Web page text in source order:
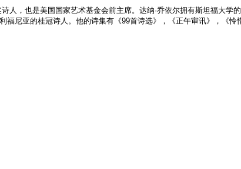
人，也是美国国家艺术基金会前主席。达纳·乔依尔拥有斯坦福大
福尼亚的桂冠诗人。他的诗集有《99首诗选》，《正午审讯》，《